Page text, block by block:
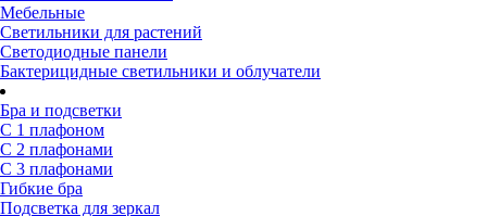
Мебельные
Светильники для растений
Светодиодные панели
Бактерицидные светильники и облучатели
Бра и подсветки
С 1 плафоном
С 2 плафонами
С 3 плафонами
Гибкие бра
Подсветка для зеркал